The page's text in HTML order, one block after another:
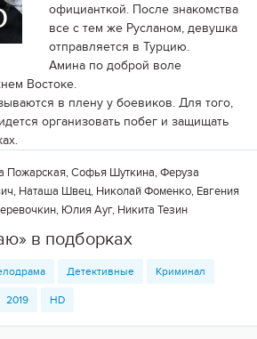
официанткой. После знакомства
все с тем же Русланом, девушка
отправляется в Турцию.
Амина по доброй воле
Востоке.
в плену у боевиков. Для того,
организовать побег и защищать
Пожарская, Софья Шуткина, Феруза
Наташа Швец, Николай Фоменко, Евгения
Юлия Ауг, Никита Тезин
в подборках
Детективные Криминал
2019 HD